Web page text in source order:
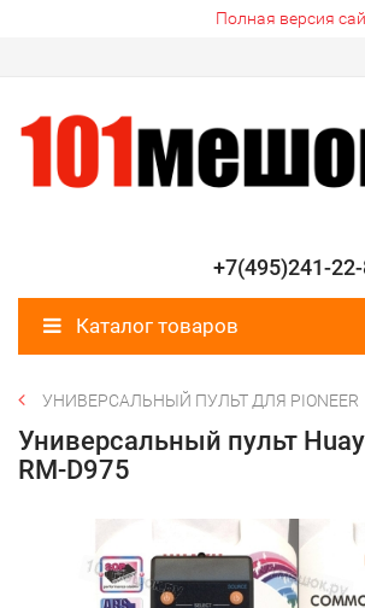
Полная версия
+7(495)241-
Каталог товаров
УНИВЕРСАЛЬНЫЙ ПУЛЬТ ДЛЯ PIONEER
Универсальный пульт
RM-D975